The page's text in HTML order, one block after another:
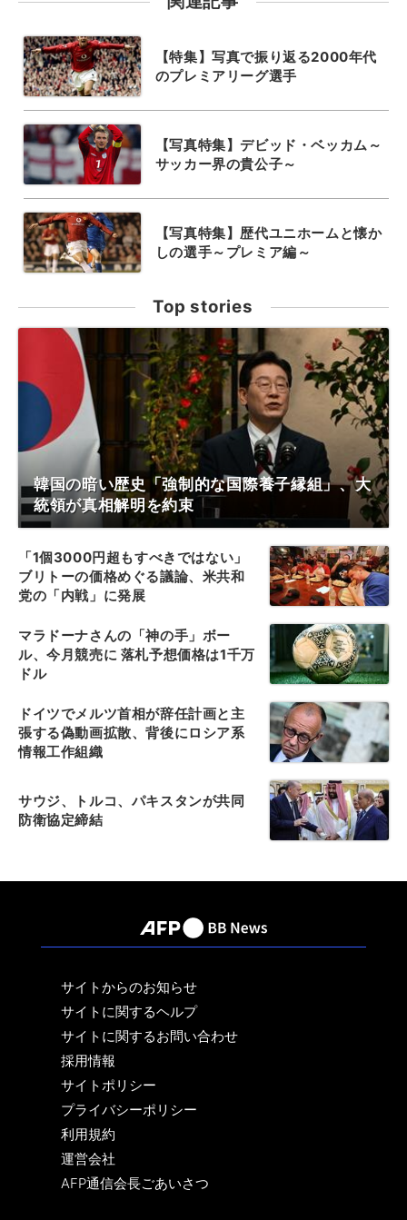
【特集】写真で振り返る2000年代
のプレミアリーグ選手
【写真特集】デビッド・ベッカム～
サッカー界の貴公子～
【写真特集】歴代ユニホームと懐か
しの選手～プレミア編～
Top stories
韓国の暗い歴史「強制的な国際養子縁組」、大
統領が真相解明を約束
「1個3000円超もすべきではない」
ブリトーの価格めぐる議論、米共和
党の「内戦」に発展
マラドーナさんの「神の手」ボー
ル、今月競売に 落札予想価格は1千万
ドル
ドイツでメルツ首相が辞任計画と主
張する偽動画拡散、背後にロシア系
情報工作組織
サウジ、トルコ、パキスタンが共同
防衛協定締結
サイトからのお知らせ
サイトに関するヘルプ
サイトに関するお問い合わせ
採用情報
サイトポリシー
プライバシーポリシー
利用規約
運営会社
AFP通信会長ごあいさつ